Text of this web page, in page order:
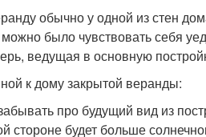
обычно у одной из стен
было чувствовать себя
ведущая в основную
к дому закрытой веранды:
про будущий вид из
стороне будет больше